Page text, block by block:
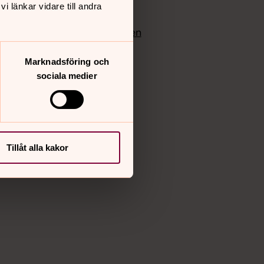
länkar vidare till andra
Marknadsföring och
sociala medier
Tillåt alla kakor
Instagram
Bloggportalen